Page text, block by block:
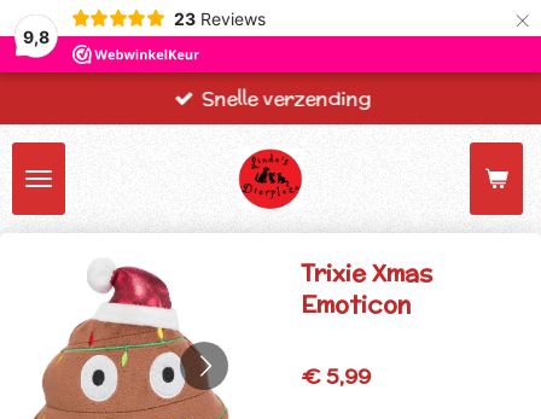
9,8
23 Reviews ×
Snelle verzending
Trixie Xmas
Emoticon
€ 5,99